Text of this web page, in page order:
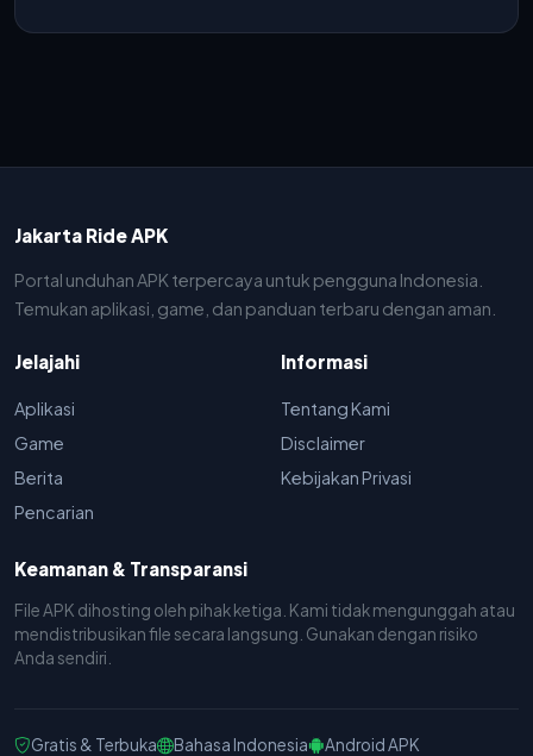
Jakarta Ride APK
Portal unduhan APK terpercaya untuk pengguna Indonesia.
Temukan aplikasi, game, dan panduan terbaru dengan aman.
Jelajahi
Aplikasi
Game
Berita
Pencarian
Informasi
Tentang Kami
Disclaimer
Kebijakan Privasi
Keamanan & Transparansi
File APK dihosting oleh pihak ketiga. Kami tidak mengunggah atau
mendistribusikan file secara langsung. Gunakan dengan risiko
Anda sendiri.
Gratis & Terbuka Bahasa Indonesia
Android APK